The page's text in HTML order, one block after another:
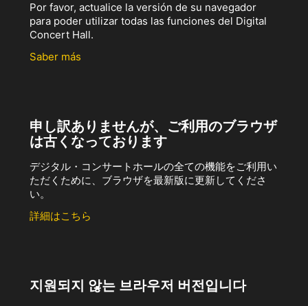
Por favor, actualice la versión de su navegador
para poder utilizar todas las funciones del Digital
Concert Hall.
Saber más
申し訳ありませんが、ご利用のブラウザ
は古くなっております
デジタル・コンサートホールの全ての機能をご利用い
ただくために、ブラウザを最新版に更新してくださ
い。
詳細はこちら
지원되지 않는 브라우저 버전입니다